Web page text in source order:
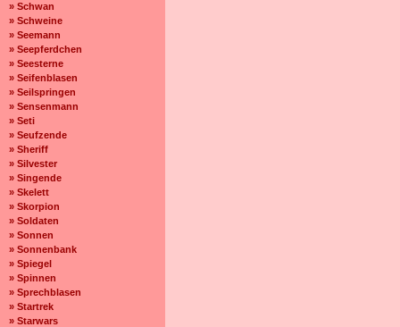
» Schwan
» Schweine
» Seemann
» Seepferdchen
» Seesterne
» Seifenblasen
» Seilspringen
» Sensenmann
» Seti
» Seufzende
» Sheriff
» Silvester
» Singende
» Skelett
» Skorpion
» Soldaten
» Sonnen
» Sonnenbank
» Spiegel
» Spinnen
» Sprechblasen
» Startrek
» Starwars